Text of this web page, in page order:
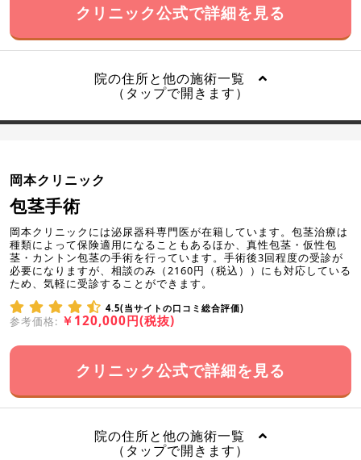
クリニック公式で詳細を見る
院の住所と他の施術一覧
（タップで開きます）
岡本クリニック
包茎手術
岡本クリニックには泌尿器科専門医が在籍しています。包茎治療は
種類によって保険適用になることもあるほか、真性包茎・仮性包
茎・カントン包茎の手術を行っています。手術後3回程度の受診が
必要になりますが、相談のみ（2160円（税込））にも対応している
ため、気軽に受診することができます。
4.5(当サイトの口コミ総合評価)
参考価格: ￥120,000円(税抜)
クリニック公式で詳細を見る
院の住所と他の施術一覧
（タップで開きます）